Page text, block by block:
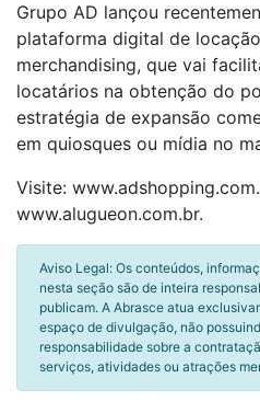
Grupo AD lançou
plataforma digital de
merchandising, que vai
locatários na obtenção do
estratégia de expansão
em quiosques ou mídia no
Visite:
www.alugueon.com.br.
Aviso Legal: Os conteúdos,
nesta seção são de inteira
publicam. A Abrasce atua
espaço de divulgação, não
responsabilidade sobre a
serviços, atividades ou atrações